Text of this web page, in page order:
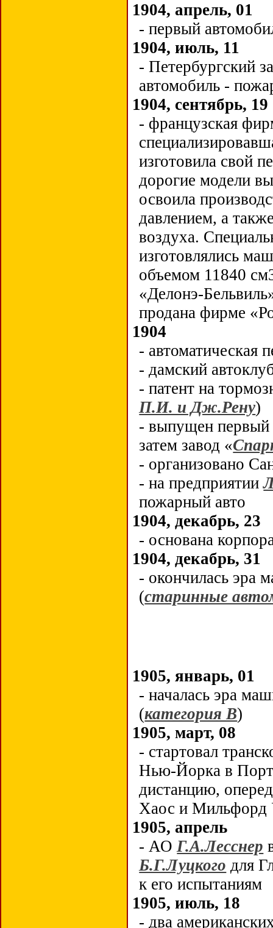
1904, апрель, 01
- первый
1904, июль, 11
-Петербургский
автомобиль -
1904, сентябрь, 19
- французская
изготовила свой
дорогие модели
освоила
давлением, а
воздуха.
изготовлялись
объемом 11840
«Делонэ-
продана фирме
1904
-
- дамский
- патент на
П.И. и Дж.Рену)
- выпущен первый
затем завод «
- организовано
- на предприятии
пожарный авто
1904, декабрь, 23
- основана
1904, декабрь, 31
- окончилась эра
(старинные
1905, январь, 01
- началась эра
(категория В)
1905, март, 08
- стартовал
Нью-Йорка в
дистанцию,
Хаос и Мильфорд
1905, апрель
- АОГ.А.Лесснер
Б.Г.Луцкого для
к его испытаниям
1905, июль, 18
- два